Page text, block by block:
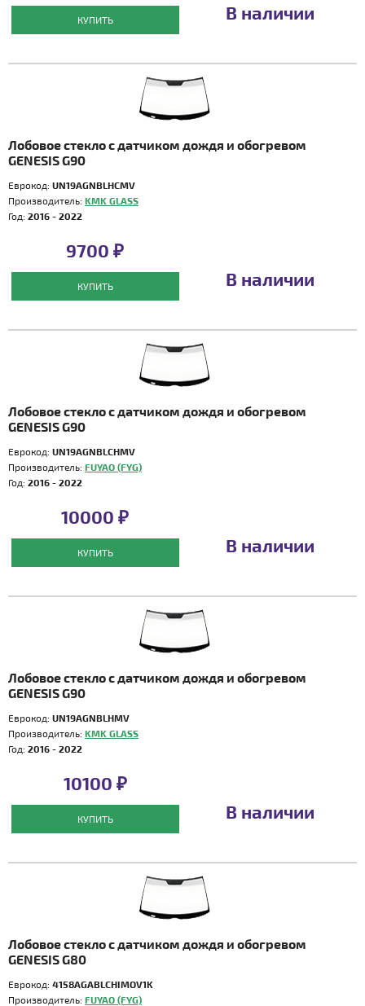
КУПИТЬ В наличии
Лобовое стекло с датчиком дождя и обогревом
GENESIS G90
Еврокод: UN19AGNBLHCMV
Производитель: KMK GLASS
Год: 2016 - 2022
9700 ₽
КУПИТЬ В наличии
Лобовое стекло с датчиком дождя и обогревом
GENESIS G90
Еврокод: UN19AGNBLCHMV
Производитель: FUYAO (FYG)
Год: 2016 - 2022
10000 ₽
КУПИТЬ В наличии
Лобовое стекло с датчиком дождя и обогревом
GENESIS G90
Еврокод: UN19AGNBLHMV
Производитель: KMK GLASS
Год: 2016 - 2022
10100 ₽
КУПИТЬ В наличии
Лобовое стекло с датчиком дождя и обогревом
GENESIS G80
Еврокод: 4158AGABLCHIMOV1K
Производитель: FUYAO (FYG)